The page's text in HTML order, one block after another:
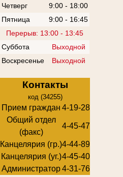
Четверг
9:00 - 18:00
Пятница
9:00 - 16:45
Перерыв: 13:00 - 13:45
Суббота
Выходной
Воскресенье
Выходной
Контакты
код (34255)
Прием граждан 4-19-28
Общий отдел
(факс)
4-45-47
Канцелярия (гр.)4-44-89
Канцелярия (уг.)4-45-40
Администратор4-31-76